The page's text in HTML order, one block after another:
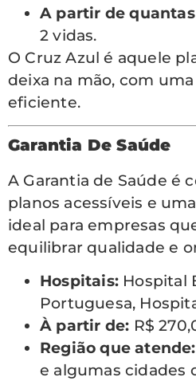
A partir de
2 vidas.
O Cruz Azul é aquele
deixa na mão, com
eficiente.
Garantia De Saúde
A Garantia de Saúde é
planos acessíveis e
ideal para empresas
equilibrar qualidade e
Hospitais: Hospital
Portuguesa,
À partir de: R$
Região que atende:
e algumas cidades